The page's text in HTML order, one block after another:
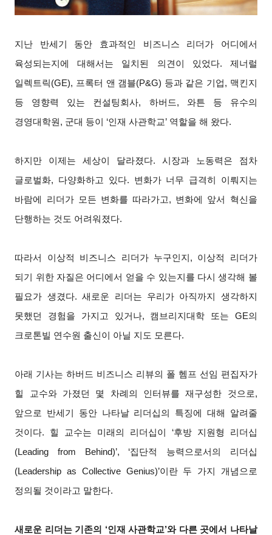
지난 반세기 동안 효과적인 비즈니스 리더가 어디에서
육성되는지에 대해서는 일치된 의견이 있었다. 제너럴
일렉트릭(GE), 프록터 앤 갬블(P&G) 등과 같은 기업, 맥킨지
등 영향력 있는 컨설팅회사, 하버드, 와튼 등 유수의
경영대학원, 군대 등이 ‘인재 사관학교’ 역할을 해 왔다.
하지만 이제는 세상이 달라졌다. 시장과 노동력은 점차
글로벌화, 다양화하고 있다. 변화가 너무 급격히 이뤄지는
바람에 리더가 모든 변화를 따라가고, 변화에 앞서 혁신을
단행하는 것도 어려워졌다.
따라서 이상적 비즈니스 리더가 누구인지, 이상적 리더가
되기 위한 자질은 어디에서 얻을 수 있는지를 다시 생각해 볼
필요가 생겼다. 새로운 리더는 우리가 아직까지 생각하지
못했던 경험을 가지고 있거나, 캠브리지대학 또는 GE의
크로톤빌 연수원 출신이 아닐 지도 모른다.
아래 기사는 하버드 비즈니스 리뷰의 폴 헴프 선임 편집자가
힐 교수와 가졌던 몇 차례의 인터뷰를 재구성한 것으로,
앞으로 반세기 동안 나타날 리더십의 특징에 대해 알려줄
것이다. 힐 교수는 미래의 리더십이 ‘후방 지원형 리더십
(Leading from Behind)’, ‘집단적 능력으로서의 리더십
(Leadership as Collective Genius)’이란 두 가지 개념으로
정의될 것이라고 말한다.
새로운 리더는 기존의 ‘인재 사관학교’와 다른 곳에서 나타날